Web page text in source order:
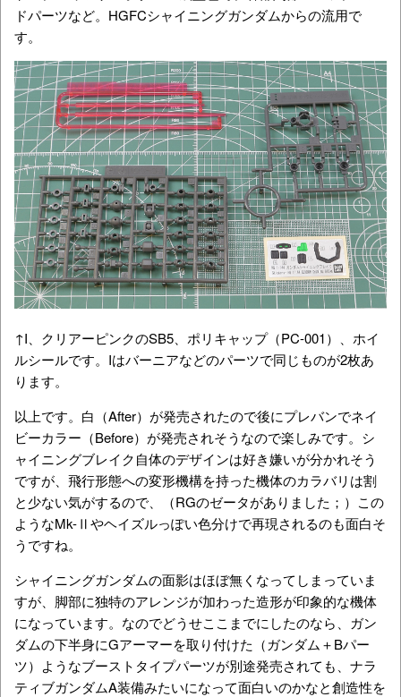
ドパーツなど。HGFCシャイニングガンダムからの流用で
す。
↑I、クリアーピンクのSB5、ポリキャップ（PC-001）、ホイ
ルシールです。Iはバーニアなどのパーツで同じものが2枚あ
ります。
以上です。白（After）が発売されたので後にプレバンでネイ
ビーカラー（Before）が発売されそうなので楽しみです。シ
ャイニングブレイク自体のデザインは好き嫌いが分かれそう
ですが、飛行形態への変形機構を持った機体のカラバリは割
と少ない気がするので、（RGのゼータがありました；）この
ようなMk-Ⅱやヘイズルっぽい色分けで再現されるのも面白そ
うですね。
シャイニングガンダムの面影はほぼ無くなってしまっていま
すが、脚部に独特のアレンジが加わった造形が印象的な機体
になっています。なのでどうせここまでにしたのなら、ガン
ダムの下半身にGアーマーを取り付けた（ガンダム＋Bパー
ツ）ようなブーストタイプパーツが別途発売されても、ナラ
ティブガンダムA装備みたいになって面白いのかなと創造性を